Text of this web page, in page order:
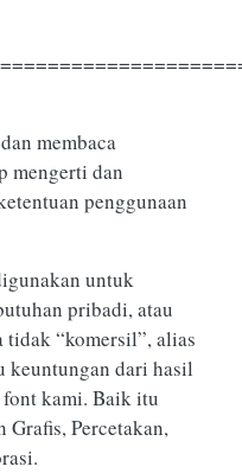
membaca
mengerti dan
penggunaan
untuk
pribadi, atau
“komersil”, alias
keuntungan dari hasil
kami. Baik itu
Percetakan,